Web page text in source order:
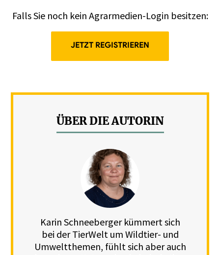
Falls Sie noch kein Agrarmedien-Login besitzen:
JETZT REGISTRIEREN
ÜBER DIE AUTORIN
Karin Schneeberger kümmert sich
bei der TierWelt um Wildtier- und
Umweltthemen, fühlt sich aber auch